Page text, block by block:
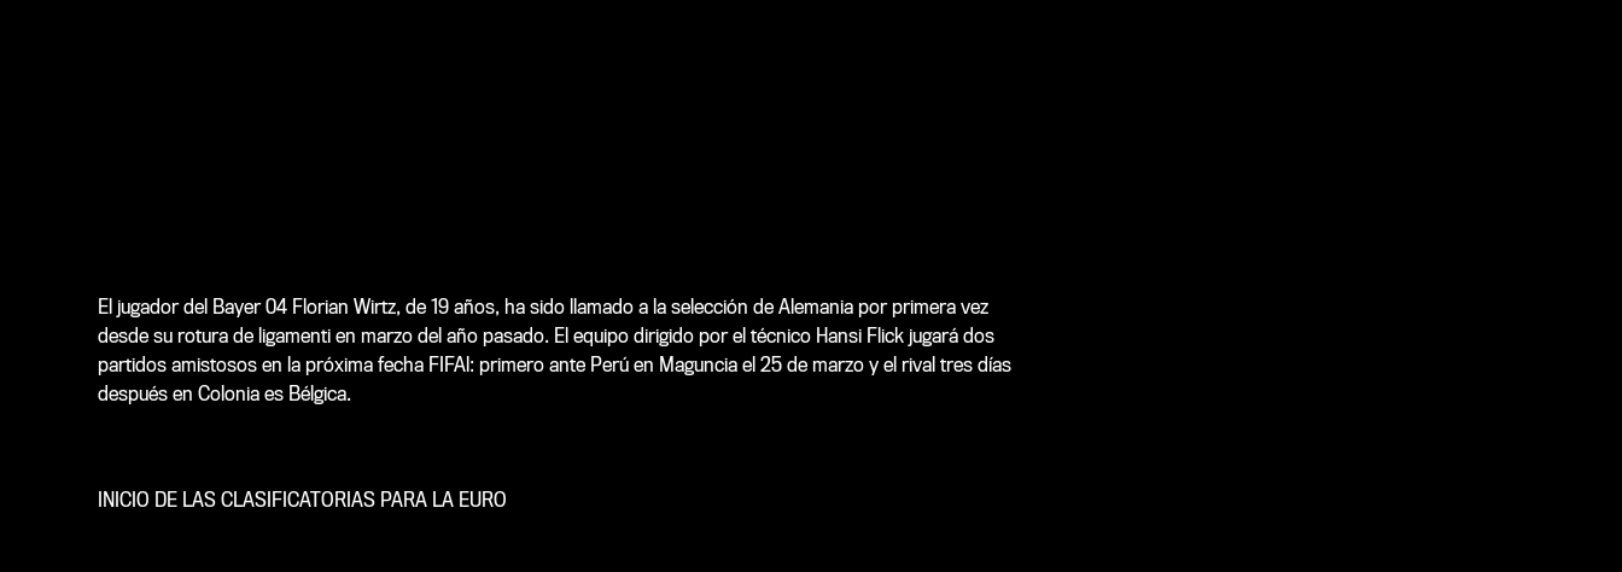
El jugador del Bayer 04 Florian Wirtz, de 19 años, ha sido llamado a la selección de Alemania por primera vez
desde su rotura de ligamenti en marzo del año pasado. El equipo dirigido por el técnico Hansi Flick jugará dos
partidos amistosos en la próxima fecha FIFAl: primero ante Perú en Maguncia el 25 de marzo y el rival tres días
después en Colonia es Bélgica.
INICIO DE LAS CLASIFICATORIAS PARA LA EURO